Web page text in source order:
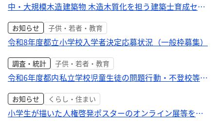
中・大規模木造建築物 木造木質化を担う建築士育成セミ
お知らせ 子供・若者・教育
令和8年度都立小学校入学者決定応募状況（一般枠募集）
調査・統計 子供・若者・教育
令和6年度都内私立学校児童生徒の問題行動・不登校等の
お知らせ くらし・住まい
小学生が描いた人権啓発ポスターのオンライン展等を開